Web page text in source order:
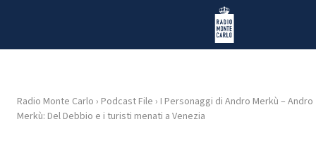
Radio Monte Carlo
HOME
Radio Monte Carlo › Podcast File › I Personaggi di Andro Merkù – Andro
Merkù: Del Debbio e i turisti menati a Venezia